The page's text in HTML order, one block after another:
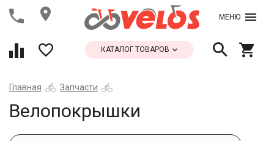
МЕНЮ
КАТАЛОГ ТОВАРОВ
Главная Запчасти
Велопокрышки